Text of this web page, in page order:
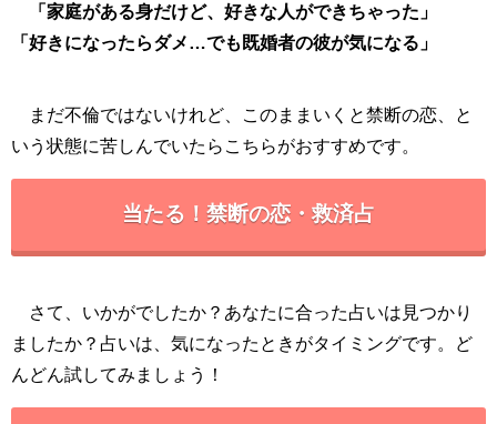
「家庭がある身だけど、好きな人ができちゃった」
「好きになったらダメ…でも既婚者の彼が気になる」
まだ不倫ではないけれど、このままいくと禁断の恋、と
いう状態に苦しんでいたらこちらがおすすめです。
当たる！禁断の恋・救済占
さて、いかがでしたか？あなたに合った占いは見つかり
ましたか？占いは、気になったときがタイミングです。ど
んどん試してみましょう！